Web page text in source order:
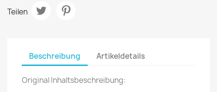
Teilen
Beschreibung Artikeldetails
Original Inhaltsbeschreibung: